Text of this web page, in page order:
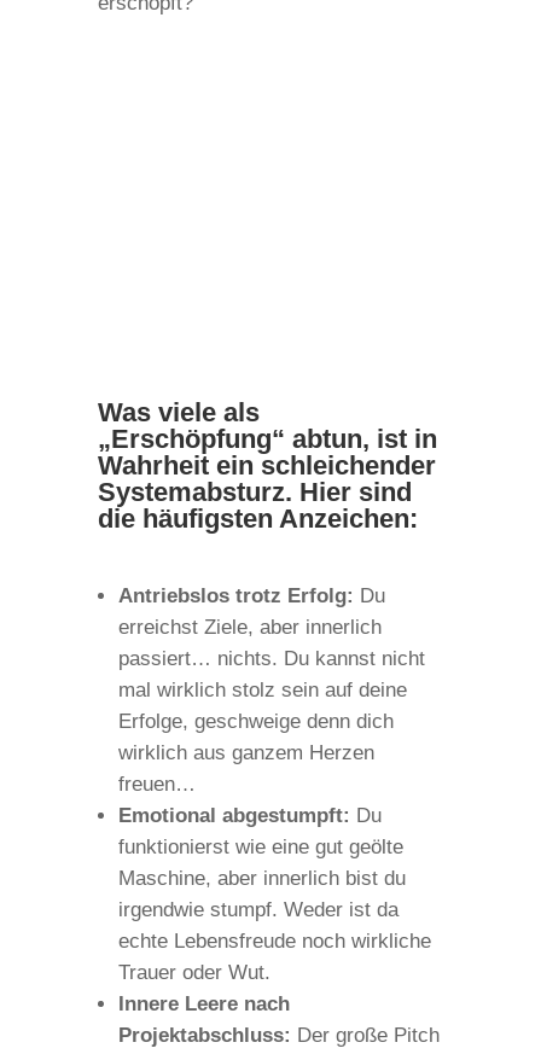
Was viele als
„Erschöpfung“ abtun, ist in
Wahrheit ein schleichender
Systemabsturz. Hier sind
die häufigsten Anzeichen:
Antriebslos trotz Erfolg: Du
erreichst Ziele, aber innerlich
passiert… nichts. Du kannst nicht
mal wirklich stolz sein auf deine
Erfolge, geschweige denn dich
wirklich aus ganzem Herzen
freuen…
Emotional abgestumpft: Du
funktionierst wie eine gut geölte
Maschine, aber innerlich bist du
irgendwie stumpf. Weder ist da
echte Lebensfreude noch wirkliche
Trauer oder Wut.
Innere Leere nach
Projektabschluss: Der große Pitch